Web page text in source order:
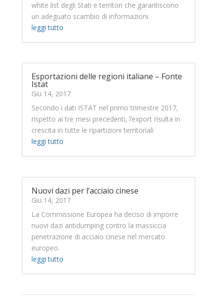
white list degli Stati e territori che garantiscono
un adeguato scambio di informazioni.
leggi tutto
Esportazioni delle regioni italiane – Fonte
Istat
Giu 14, 2017
Secondo i dati ISTAT nel primo trimestre 2017,
rispetto ai tre mesi precedenti, l’export risulta in
crescita in tutte le ripartizioni territoriali
leggi tutto
Nuovi dazi per l’acciaio cinese
Giu 14, 2017
La Commissione Europea ha deciso di imporre
nuovi dazi antidumping contro la massiccia
penetrazione di acciaio cinese nel mercato
europeo.
leggi tutto